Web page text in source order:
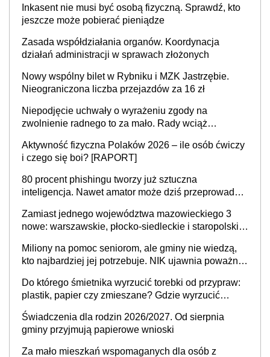
Inkasent nie musi być osobą fizyczną. Sprawdź, kto
jeszcze może pobierać pieniądze
Zasada współdziałania organów. Koordynacja
działań administracji w sprawach złożonych
Nowy wspólny bilet w Rybniku i MZK Jastrzębie.
Nieograniczona liczba przejazdów za 16 zł
Niepodjęcie uchwały o wyrażeniu zgody na
zwolnienie radnego to za mało. Rady wciąż
sprawy
Aktywność fizyczna Polaków 2026 – ile osób ćwiczy
i czego się boi? [RAPORT]
80 procent phishingu tworzy już sztuczna
inteligencja. Nawet amator może dziś przeprowadzić
Zamiast jednego województwa mazowieckiego 3
nowe: warszawskie, płocko-siedleckie i staropolskie.
stołecznych
Miliony na pomoc seniorom, ale gminy nie wiedzą,
kto najbardziej jej potrzebuje. NIK ujawnia poważną
Do którego śmietnika wyrzucić torebki od przypraw:
plastik, papier czy zmieszane? Gdzie wyrzucić
Świadczenia dla rodzin 2026/2027. Od sierpnia
gminy przyjmują papierowe wnioski
Za mało mieszkań wspomaganych dla osób z